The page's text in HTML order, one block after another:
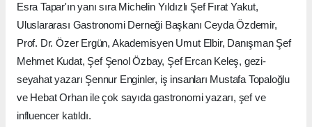
Esra Tapar'ın yanı sıra Michelin Yıldızlı Şef Fırat Yakut,
Uluslararası Gastronomi Derneği Başkanı Ceyda Özdemir,
Prof. Dr. Özer Ergün, Akademisyen Umut Elbir, Danışman Şef
Mehmet Kudat, Şef Şenol Özbay, Şef Ercan Keleş, gezi-
seyahat yazarı Şennur Enginler, iş insanları Mustafa Topaloğlu
ve Hebat Orhan ile çok sayıda gastronomi yazarı, şef ve
influencer katıldı.